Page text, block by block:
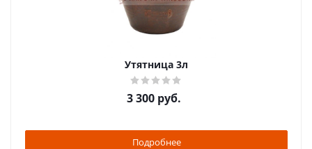
Утятница 3л
3 300 руб.
Подробнее